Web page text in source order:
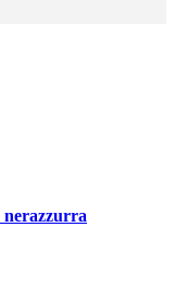
nerazzurra